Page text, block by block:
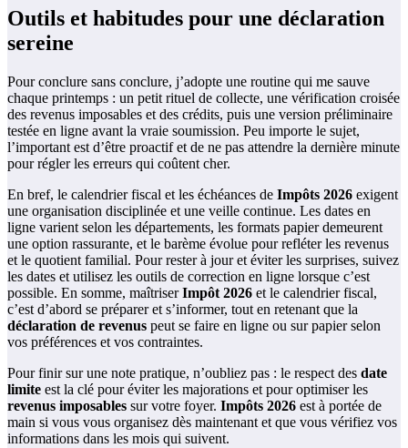
Outils et habitudes pour une déclaration
sereine
Pour conclure sans conclure, j’adopte une routine qui me sauve
chaque printemps : un petit rituel de collecte, une vérification croisée
des revenus imposables et des crédits, puis une version préliminaire
testée en ligne avant la vraie soumission. Peu importe le sujet,
l’important est d’être proactif et de ne pas attendre la dernière minute
pour régler les erreurs qui coûtent cher.
En bref, le calendrier fiscal et les échéances de Impôts 2026 exigent
une organisation disciplinée et une veille continue. Les dates en
ligne varient selon les départements, les formats papier demeurent
une option rassurante, et le barème évolue pour refléter les revenus
et le quotient familial. Pour rester à jour et éviter les surprises, suivez
les dates et utilisez les outils de correction en ligne lorsque c’est
possible. En somme, maîtriserImpôt 2026 et le calendrier fiscal,
c’est d’abord se préparer et s’informer, tout en retenant que la
déclaration de revenus peut se faire en ligne ou sur papier selon
vos préférences et vos contraintes.
Pour finir sur une note pratique, n’oubliez pas : le respect des date
limite est la clé pour éviter les majorations et pour optimiser les
revenus imposables sur votre foyer. Impôts 2026 est à portée de
main si vous vous organisez dès maintenant et que vous vérifiez vos
informations dans les mois qui suivent.